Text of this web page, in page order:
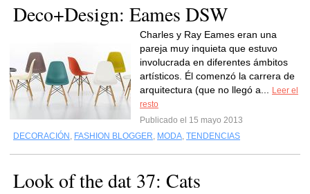
Deco+Design: Eames DSW
Charles y Ray Eames eran una
pareja muy inquieta que estuvo
involucrada en diferentes ámbitos
artísticos. Él comenzó la carrera de
arquitectura (que no llegó a...
Leer el
resto
Publicado el 15 mayo 2013
DECORACIÓN , FASHION BLOGGER, MODA, TENDENCIAS
Look of the dat 37: Cats